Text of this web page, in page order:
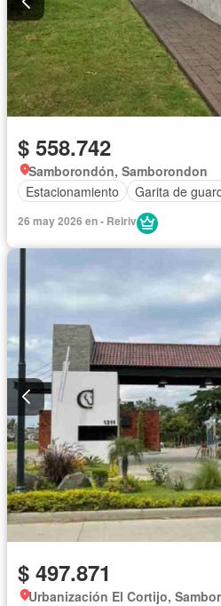
$ 558.742
Samborondón, Samborondon
Estacionamiento
Garita de
26 may 2026 en - Reiriv
$ 497.871
Urbanización El Cortijo,